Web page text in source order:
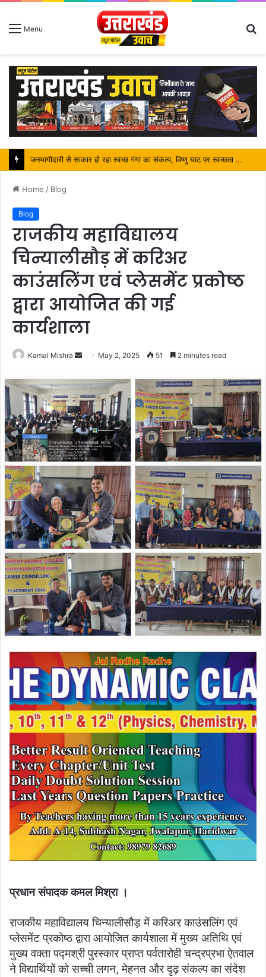
Menu
पर्यटन मंत्री ने किया ट्रैवल एंड टूरिज्म फेयर (TTF) में प्रतिभाग
Home / Blog
Blog
राजकीय महाविद्यालय
चिन्यालीसौड़ में करिअर
काउंसलिंग एवं प्लेसमेंट प्रकोष्ठ
द्वारा आयोजित की गई
कार्यशाला
Kamal Mishra
Send
email
May 2, 2025 51 2 minutes read
प्रधान संपादक कमल मिश्रा ।
राजकीय महाविद्यालय चिन्यालीसौड़ में करिअर काउंसलिंग एवं
प्लेसमेंट प्रकोष्ठ द्वारा आयोजित कार्यशाला में मुख्य अतिथि एवं
मुख्य वक्ता पद्मश्री पुरस्कार प्राप्त पर्वतारोही चन्द्रप्रभा ऐतवाल
ने विद्यार्थियों को सच्ची लगन, मेहनत और दृढ़ संकल्प का संदेश